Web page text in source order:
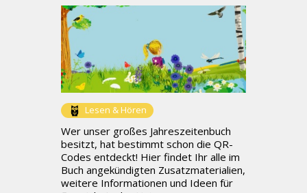
Lesen & Hören
Wer unser großes Jahreszeitenbuch
besitzt, hat bestimmt schon die QR-
Codes entdeckt! Hier findet Ihr alle im
Buch angekündigten Zusatzmaterialien,
weitere Informationen und Ideen für